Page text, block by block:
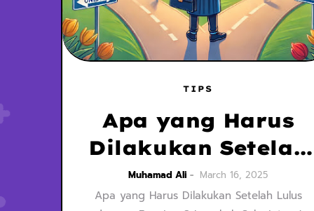
TIPS
Apa yang Harus
Dilakukan Setelah
Lulus dengan
Beasiswa?
Muhamad Ali March 16, 2025
Apa yang Harus Dilakukan Setelah Lulus